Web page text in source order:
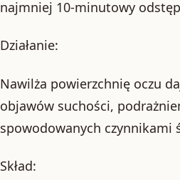
najmniej 10-minutowy
Działanie:
Nawilża powierzchnię oczu
objawów suchości,
spowodowanych czynnikami
Skład: